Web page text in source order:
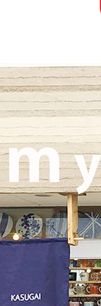
碗。実店舗でも手
2025/10/26
≪軽井沢店営業の
ざいます。軽井沢
くださいませ！！
ます。
2025/9/26
≪テレビで紹介さ
ースONE』 ひと
ナーで白いごはん